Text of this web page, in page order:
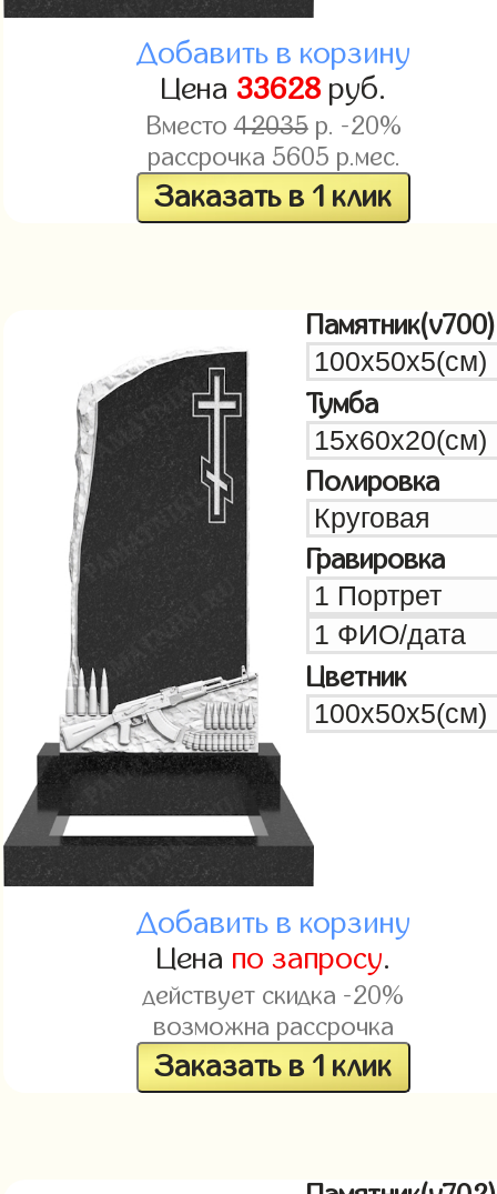
Добавить в корзину
Цена 33628 руб.
Вместо42035р. -20%
рассрочка 5605 р.мес.
Заказать в 1 клик
Памятник(v700)
Тумба
Полировка
Гравировка
Цветник
Добавить в корзину
Цена по запросу.
действует скидка -20%
возможна рассрочка
Заказать в 1 клик